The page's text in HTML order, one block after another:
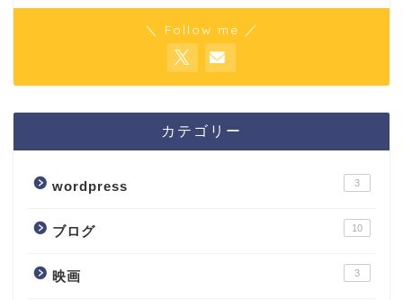
＼ Follow me ／
カテゴリー
wordpress 3
ブログ 10
映画 3